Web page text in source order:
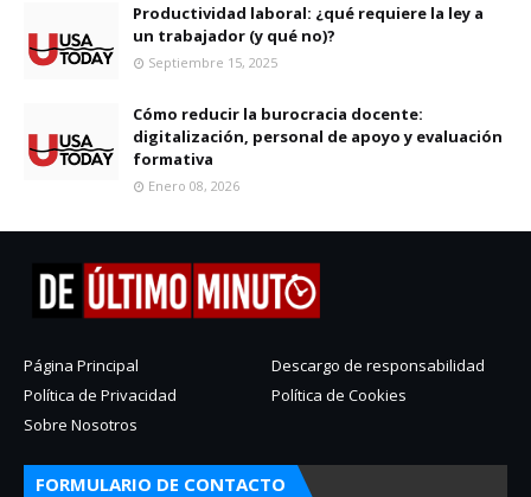
Productividad laboral: ¿qué requiere la ley a
un trabajador (y qué no)?
Septiembre 15, 2025
Cómo reducir la burocracia docente:
digitalización, personal de apoyo y evaluación
formativa
Enero 08, 2026
Página Principal
Descargo de responsabilidad
Política de Privacidad
Política de Cookies
Sobre Nosotros
FORMULARIO DE CONTACTO